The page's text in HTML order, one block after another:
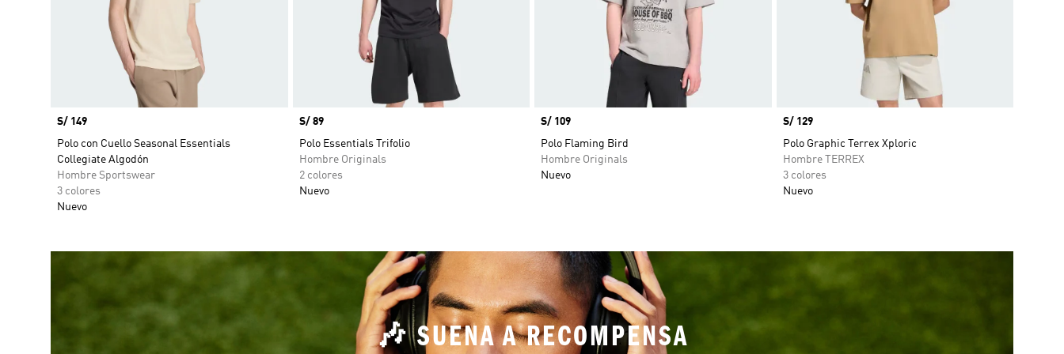
Precio
S/ 149
Polo con Cuello Seasonal Essentials
Collegiate Algodón
Hombre Sportswear
3 colores
Nuevo
Precio
S/ 89
Polo Essentials Trifolio
Hombre Originals
2 colores
Nuevo
Precio
S/ 109
Polo Flaming Bird
Hombre Originals
Nuevo
Precio
S/ 129
Polo Graphic Terrex Xploric
Hombre TERREX
3 colores
Nuevo
🎶 SUENA A RECOMPENSA